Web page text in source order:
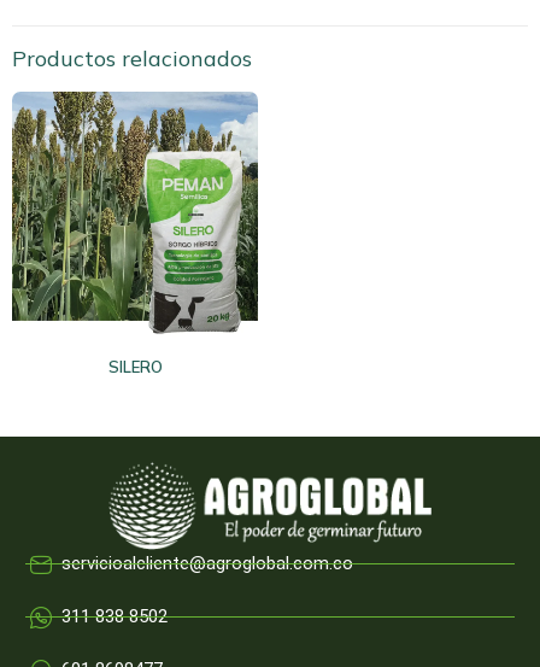
Productos relacionados
SILERO
servicioalcliente@agroglobal.com.co
311 838 8502